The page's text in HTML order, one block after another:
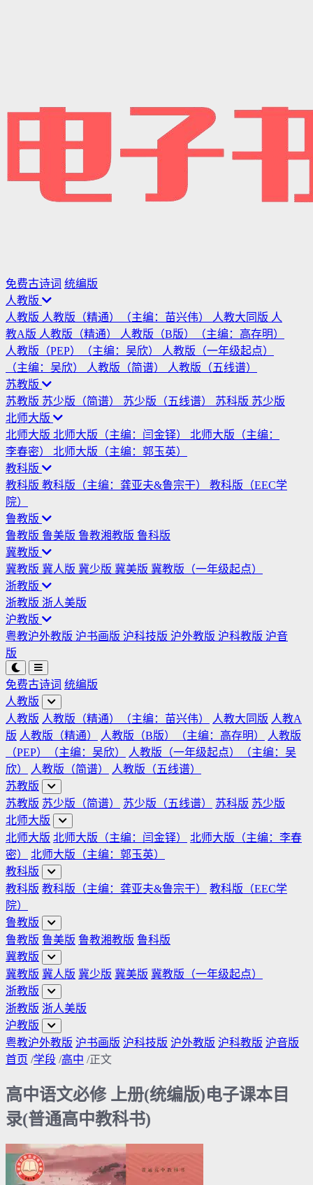
免费古诗词 统编版
人教版
人教版 人教版（精通）（主编：苗兴伟） 人教大同版 人
教A版 人教版（精通）
人教版（B版）（主编：高存明）
人教版（PEP）（主编：吴欣）
人教版（一年级起点）
（主编：吴欣）
人教版（简谱）
人教版（五线谱）
苏教版
苏教版 苏少版（简谱） 苏少版（五线谱） 苏科版 苏少版
北师大版
北师大版 北师大版（主编：闫金铎） 北师大版（主编：
李春密） 北师大版（主编：郭玉英）
教科版
教科版 教科版（主编：龚亚夫&鲁宗干） 教科版（EEC学
院）
鲁教版
鲁教版 鲁美版 鲁教湘教版 鲁科版
冀教版
冀教版 冀人版 冀少版 冀美版 冀教版（一年级起点）
浙教版
浙教版 浙人美版
沪教版
粤教沪外教版 沪书画版 沪科技版 沪外教版 沪科教版 沪音
版
免费古诗词 统编版
人教版
人教版 人教版（精通）（主编：苗兴伟） 人教大同版 人教A
版 人教版（精通） 人教版（B版）（主编：高存明）
人教版
（PEP）（主编：吴欣）
人教版（一年级起点）（主编：吴
欣）
人教版（简谱）
人教版（五线谱）
苏教版
苏教版 苏少版（简谱） 苏少版（五线谱） 苏科版 苏少版
北师大版
北师大版 北师大版（主编：闫金铎）
北师大版（主编：李春
密）
北师大版（主编：郭玉英）
教科版
教科版 教科版（主编：龚亚夫&鲁宗干）
教科版（EEC学
院）
鲁教版
鲁教版 鲁美版 鲁教湘教版 鲁科版
冀教版
冀教版 冀人版 冀少版 冀美版 冀教版（一年级起点）
浙教版
浙教版 浙人美版
沪教版
粤教沪外教版 沪书画版 沪科技版 沪外教版 沪科教版 沪音版
首页 /学段 /高中 /正文
高中语文必修 上册(统编版)电子课本目
录(普通高中教科书)